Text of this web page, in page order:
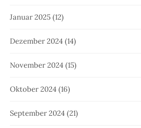
Januar 2025 (12)
Dezember 2024 (14)
November 2024 (15)
Oktober 2024 (16)
September 2024 (21)